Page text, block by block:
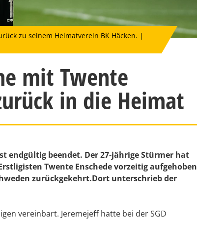
zu seinem Heimatverein BK Häcken. |
mit Twente
in die Heimat
endgültig beendet. Der 27-jährige Stürmer hat
Twente Enschede vorzeitig aufgehoben
zurückgekehrt.Dort unterschrieb der
vereinbart. Jeremejeff hatte bei der SGD